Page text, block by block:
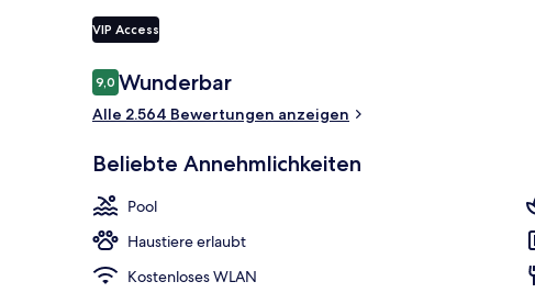
VIP Access
Bewertungen
9,09,0 von 10.
Wunderbar
Alle 2.564 Bewertungen anzeigen
Beliebte Annehmlichkeiten
Pool
Haustiere erlaubt
Kostenloses WLAN